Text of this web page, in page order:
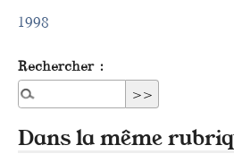
1998
Rechercher :
Dans la même